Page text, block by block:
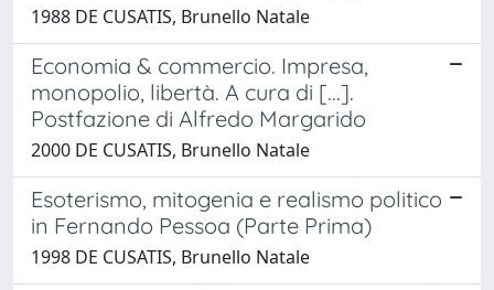
1988 DE CUSATIS, Brunello Natale
Economia & commercio. Impresa,
monopolio, libertà. A cura di [...].
Postfazione di Alfredo Margarido
2000 DE CUSATIS, Brunello Natale
Esoterismo, mitogenia e realismo politico
in Fernando Pessoa (Parte Prima)
1998 DE CUSATIS, Brunello Natale